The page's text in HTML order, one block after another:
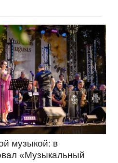
музыкой: в
«Музыкальный